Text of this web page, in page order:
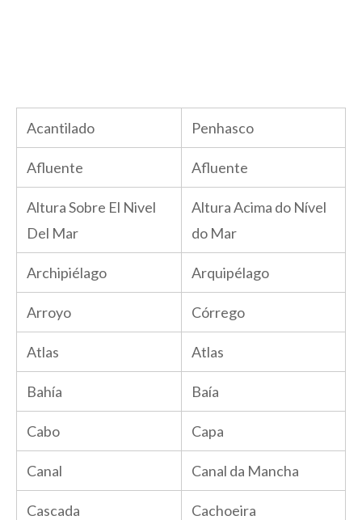
Acantilado Penhasco
Afluente Afluente
Altura Sobre El Nivel
Del Mar
Altura Acima do Nível
do Mar
Archipiélago Arquipélago
Arroyo Córrego
Atlas Atlas
Bahía Baía
Cabo Capa
Canal Canal da Mancha
Cascada Cachoeira